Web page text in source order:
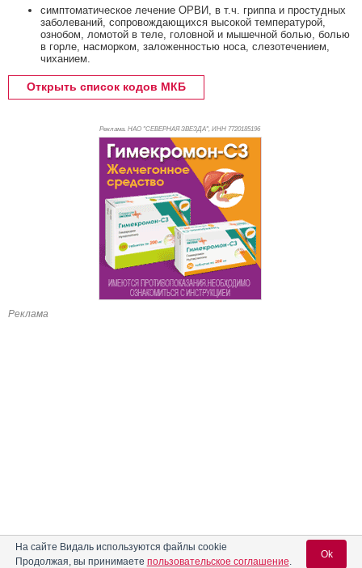
симптоматическое лечение ОРВИ, в т.ч. гриппа и простудных
заболеваний, сопровождающихся высокой температурой,
ознобом, ломотой в теле, головной и мышечной болью, болью
в горле, насморком, заложенностью носа, слезотечением,
чиханием.
Открыть список кодов МКБ
Реклама. НАО "СЕВЕРНАЯ ЗВЕЗДА", ИНН 7720185196
Реклама
На сайте Видаль используются файлы cookie
Продолжая, вы принимаете пользовательское соглашение.
Ok